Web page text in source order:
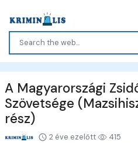
A Magyarországi
Szövetsége
rész)
2 éve ezelőtt 415